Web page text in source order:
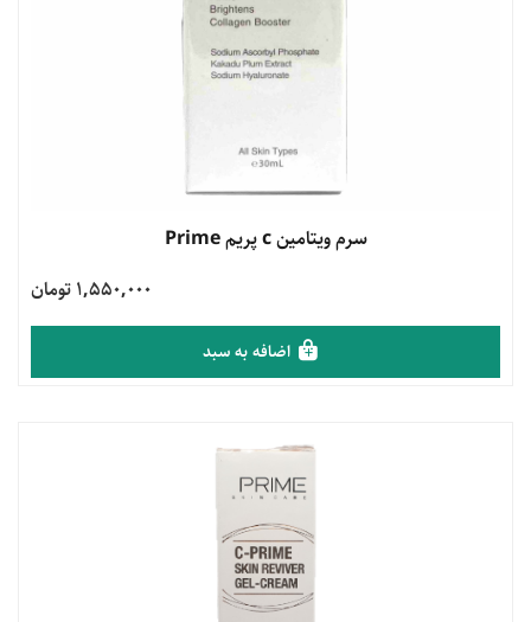
سرم ویتامین c پریم Prime
1,550,000 تومان
اضافه به سبد